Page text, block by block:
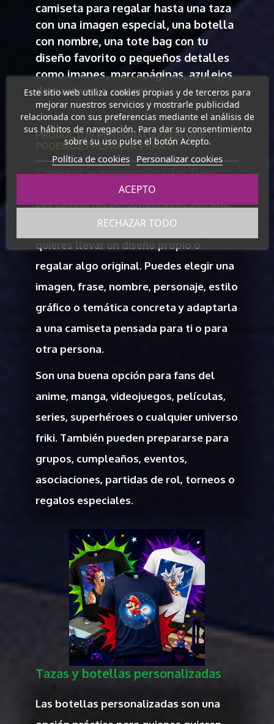
camiseta para regalar hasta una taza
con una imagen especial, una botella
con nombre, una tote bag con tu
diseño favorito o pequeños detalles
como imanes, marcapáginas, azulejos
decorativos o carteras.
PRODUCTOS PERSONALIZADOS QUE
PODEMOS PREPARAR PARA TI
Camisetas personalizadas frikis
Las camisetas personalizadas son una
de las opciones más buscadas cuando
quieres llevar un diseño propio o
regalar algo original. Puedes elegir una
imagen, frase, nombre, personaje, estilo
gráfico o temática concreta y adaptarla
a una camiseta pensada para ti o para
otra persona.
Son una buena opción para fans del
anime, manga, videojuegos, películas,
series, superhéroes o cualquier universo
friki. También pueden prepararse para
grupos, cumpleaños, eventos,
asociaciones, partidas de rol, torneos o
regalos especiales.
Tazas y botellas personalizadas
Las botellas personalizadas son una
Este sitio web utiliza cookies propias y de terceros para
mejorar nuestros servicios y mostrarle publicidad
relacionada con sus preferencias mediante el análisis de
sus hábitos de navegación. Para dar su consentimiento
sobre su uso pulse el botón Acepto.
Política de cookies Personalizar cookies
RECHAZAR TODO
ACEPTO